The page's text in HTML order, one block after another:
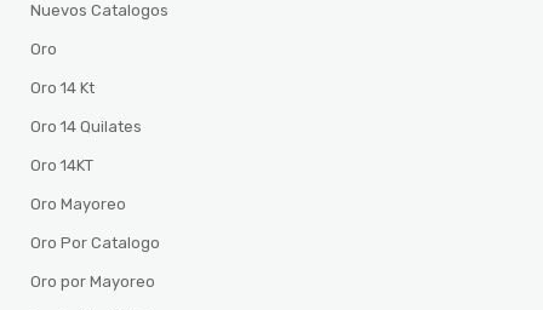
Nuevos Catalogos
Oro
Oro 14 Kt
Oro 14 Quilates
Oro 14KT
Oro Mayoreo
Oro Por Catalogo
Oro por Mayoreo